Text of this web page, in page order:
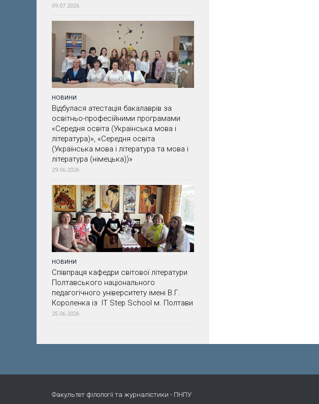
09.07.2026
НОВИНИ
Відбулася атестація бакалаврів за
освітньо-професійними програмами
«Середня освіта (Українська мова і
література)», «Середня освіта
(Українська мова і література та мова і
література (німецька))»
29.06.2026
НОВИНИ
Співпраця кафедри світової літератури
Полтавського національного
педагогічного університету імені В.Г.
Короленка із IT Step School м. Полтави
25.06.2026
Факультет філології та журналістики - ПНПУ